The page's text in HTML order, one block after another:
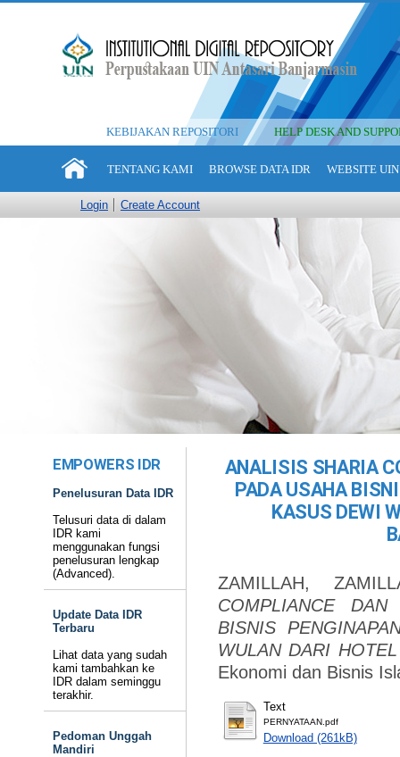
KEBIJAKAN REPOSITORI HELP DESK AND
TENTANG KAMI BROWSE DATA IDR WEBSITE
Login Create Account
EMPOWERS IDR
Penelusuran Data IDR
Telusuri data di dalam
IDR kami
menggunakan fungsi
penelusuran lengkap
(Advanced).
Update Data IDR
Terbaru
Lihat data yang sudah
kami tambahkan ke
IDR dalam seminggu
terakhir.
Pedoman Unggah
Mandiri
ANALISIS SHARIA
PADA USAHA
KASUS DEWI
ZAMILLAH,
COMPLIANCE
BISNIS
WULAN DARI
Ekonomi dan Bisnis
Text
PERNYATAAN.pdf
Download (261kB)